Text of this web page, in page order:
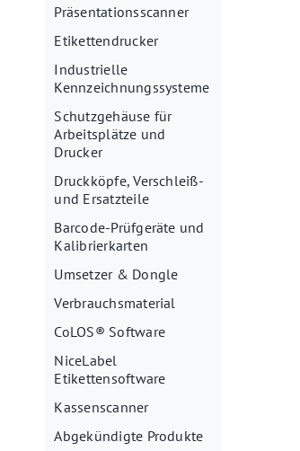
Präsentationsscanner
Etikettendrucker
Industrielle
Kennzeichnungssysteme
Schutzgehäuse für
Arbeitsplätze und
Drucker
Druckköpfe, Verschleiß-
und Ersatzteile
Barcode-Prüfgeräte und
Kalibrierkarten
Umsetzer & Dongle
Verbrauchsmaterial
CoLOS® Software
NiceLabel
Etikettensoftware
Kassenscanner
Abgekündigte Produkte